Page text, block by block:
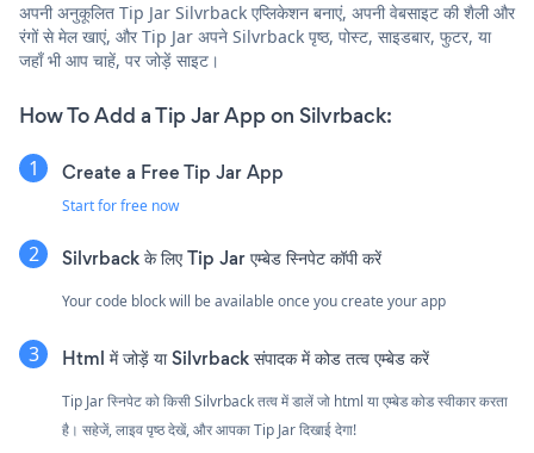
अपनी अनुकूलित Tip Jar Silvrback एप्लिकेशन बनाएं, अपनी वेबसाइट की शैली और
रंगों से मेल खाएं, और Tip Jar अपने Silvrback पृष्ठ, पोस्ट, साइडबार, फुटर, या
जहाँ भी आप चाहें, पर जोड़ें साइट।
How To Add a Tip Jar App on Silvrback:
Create a Free Tip Jar App
Start for free now
Silvrback के लिए Tip Jar एम्बेड स्निपेट कॉपी करें
Your code block will be available once you create your app
Html में जोड़ें या Silvrback संपादक में कोड तत्व एम्बेड करें
Tip Jar स्निपेट को किसी Silvrback तत्व में डालें जो html या एम्बेड कोड स्वीकार करता
है। सहेजें, लाइव पृष्ठ देखें, और आपका Tip Jar दिखाई देगा!